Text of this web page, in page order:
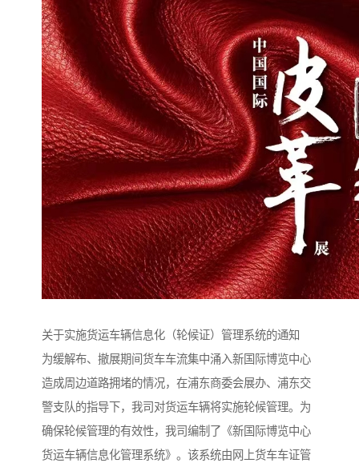
关于实施货运车辆信息化（轮候证）管理系统的通知
为缓解布、撤展期间货车车流集中涌入新国际博览中心
造成周边道路拥堵的情况，在浦东商委会展办、浦东交
警支队的指导下，我司对货运车辆将实施轮候管理。为
确保轮候管理的有效性，我司编制了《新国际博览中心
货运车辆信息化管理系统》。该系统由网上货车车证管